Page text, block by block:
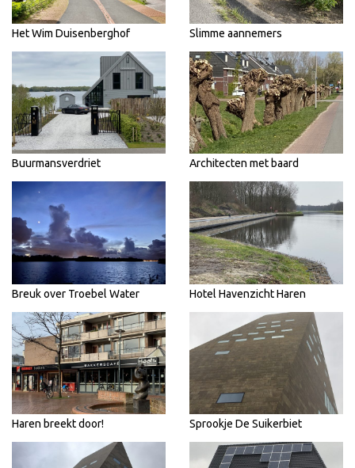
Het Wim Duisenberghof Slimme aannemers
Buurmansverdriet Architecten met baard
Breuk over Troebel Water Hotel Havenzicht Haren
Haren breekt door! Sprookje De Suikerbiet